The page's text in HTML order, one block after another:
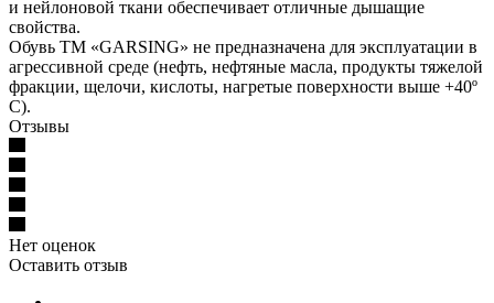
и нейлоновой ткани обеспечивает отличные дышащие
свойства.
Обувь ТМ «GARSING» не предназначена для эксплуатации в
агрессивной среде (нефть, нефтяные масла, продукты тяжелой
фракции, щелочи, кислоты, нагретые поверхности выше +40º
С).
Отзывы
Нет оценок
Оставить отзыв